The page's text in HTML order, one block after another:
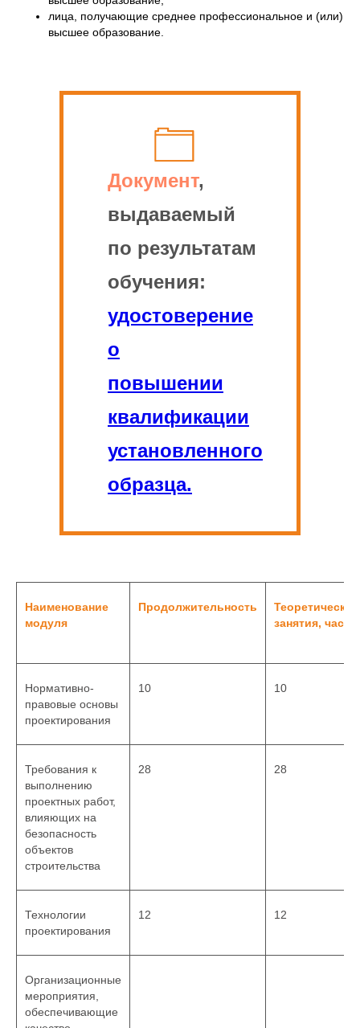
лица, получающие среднее профессиональное и (или)
высшее образование.
Документ,
выдаваемый
по результатам
обучения:
удостоверение
о
повышении
квалификации
установленного
образца.
Наименование
модуля
Продолжительность
Теоретические
занятия, часов
Нормативно-
правовые основы
проектирования
10 10
Требования к
выполнению
проектных работ,
влияющих на
безопасность
объектов
строительства
28 28
Технологии
проектирования
12 12
Организационные
мероприятия,
обеспечивающие